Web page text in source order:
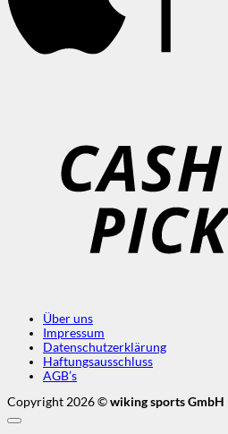
Über uns
Impressum
Datenschutzerklärung
Haftungsausschluss
AGB’s
Copyright 2026 ©wiking sports GmbH